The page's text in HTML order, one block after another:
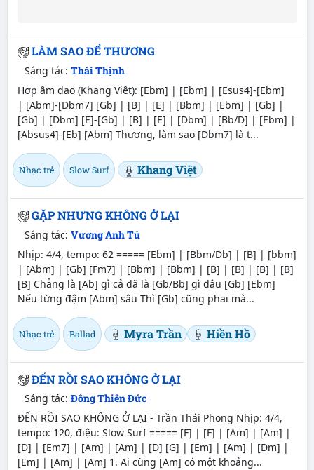
LÀM SAO ĐỂ THƯƠNG
Sáng tác: Thái Thịnh
Hợp âm dạo (Khang Việt): [Ebm] | [Ebm] | [Esus4]-[Ebm]
| [Abm]-[Dbm7] [Gb] | [B] | [E] | [Bbm] | [Ebm] | [Gb] |
[Gb] | [Dbm] [E]-[Gb] | [B] | [E] | [Dbm] | [Bb/D] | [Ebm] |
[Absus4]-[Eb] [Abm] Thương, làm sao [Dbm7] là t...
Nhạc trẻ Slow Surf Khang Việt
GẶP NHƯNG KHÔNG Ở LẠI
Sáng tác: Vương Anh Tú
Nhịp: 4/4, tempo: 62 ===== [Ebm] | [Bbm/Db] | [B] | [bbm]
| [Abm] | [Gb] [Fm7] | [Bbm] | [Bbm] | [B] | [B] | [B] | [B]
[B] Chẳng là [Ab] gì cả đã là [Gb/Bb] gì đâu [Gb] [Ebm]
Nếu từng đậm [Abm] sâu Thì [Gb] cũng phai mà...
Nhạc trẻ Ballad Myra Trần Hiền Hồ
ĐẾN RỒI SAO KHÔNG Ở LẠI
Sáng tác: Đông Thiên Đức
ĐẾN RỒI SAO KHÔNG Ở LẠI - Trần Thái Phong Nhịp: 4/4,
tempo: 120, điệu: Slow Surf ===== [F] | [F] | [Am] | [Am] |
[D] | [Em7] | [Am] | [Am] | [D] [G] | [Em] | [Am] | [Dm] |
[Em] | [Am] | [Am] 1. Ai cũng [Am] có một khoảng...